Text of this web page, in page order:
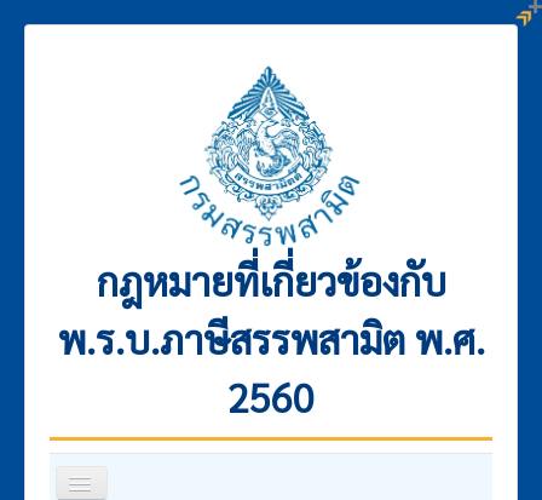
กฎหมายที่เกี่ยวข้องกับ
พ.ร.บ.ภาษีสรรพสามิต พ.ศ.
2560
สลับ